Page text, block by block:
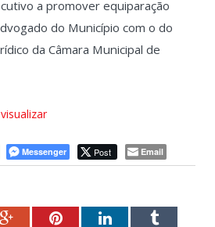
a promover equiparação
do Município com o do
da Câmara Municipal de
Messenger Post Email
Google+PinterestLinkedInTumblr